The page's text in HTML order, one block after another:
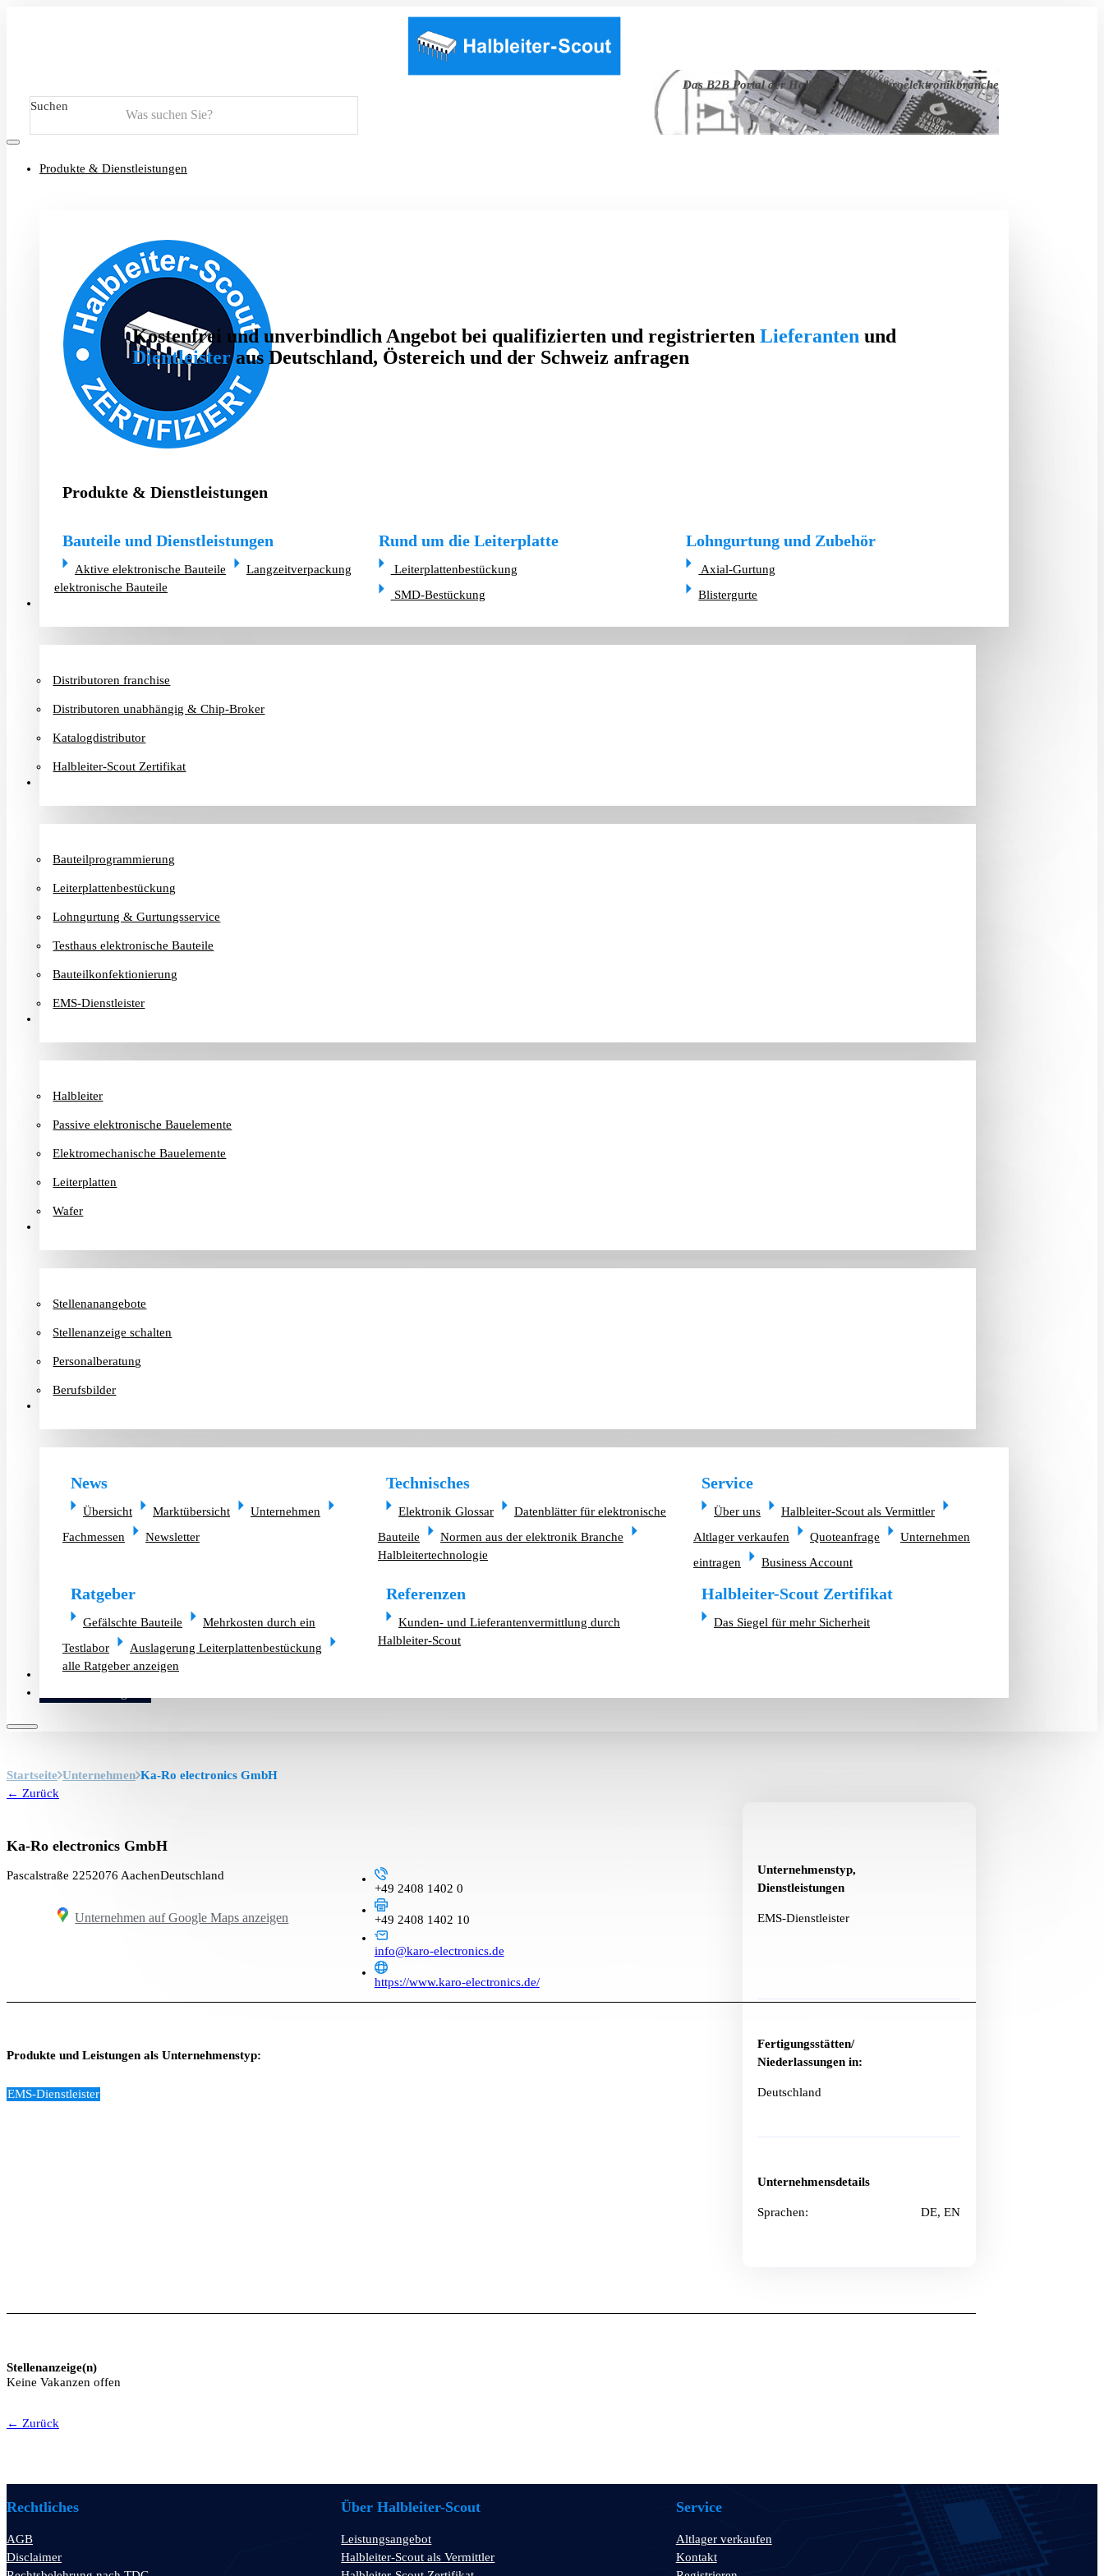
Das B2B Portal der Halbleiter- und Mikroelektronikbranche
Suchen
Produkte & Dienstleistungen
Kostenfrei und unverbindlich Angebot bei qualifizierten und registrierten Lieferanten und
Dientleisteraus Deutschland, Östereich und der Schweiz anfragen
Produkte & Dienstleistungen
Bauteile und Dienstleistungen
Aktive elektronische Bauteile
Langzeitverpackung
elektronische Bauteile
Rund um die Leiterplatte
Leiterplattenbestückung
SMD-Bestückung
Lohngurtung und Zubehör
Axial-Gurtung
Blistergurte
Distributoren franchise
Distributoren unabhängig & Chip-Broker
Katalogdistributor
Halbleiter-Scout Zertifikat
Bauteilprogrammierung
Leiterplattenbestückung
Lohngurtung & Gurtungsservice
Testhaus elektronische Bauteile
Bauteilkonfektionierung
EMS-Dienstleister
Halbleiter
Passive elektronische Bauelemente
Elektromechanische Bauelemente
Leiterplatten
Wafer
Stellenanangebote
Stellenanzeige schalten
Personalberatung
Berufsbilder
News
Übersicht Marktübersicht
Unternehmen
Fachmessen
Newsletter
Technisches
Elektronik Glossar
Datenblätter für elektronische
Bauteile
Normen aus der elektronik Branche
Halbleitertechnologie
Service
Über uns
Halbleiter-Scout als Vermittler
Altlager verkaufen
Quoteanfrage
Unternehmen
eintragen
Business Account
Ratgeber
Gefälschte Bauteile
Mehrkosten durch ein
Testlabor
Auslagerung Leiterplattenbestückung
alle Ratgeber anzeigen
Referenzen
Kunden- und Lieferantenvermittlung durch
Halbleiter-Scout
Halbleiter-Scout Zertifikat
Das Siegel für mehr Sicherheit
Altlager verkaufen
Startseite Unternehmen Ka-Ro electronics GmbH
← Zurück
Ka-Ro electronics GmbH
Pascalstraße 2252076 AachenDeutschland
Unternehmen auf Google Maps anzeigen
+49 2408 1402 0
+49 2408 1402 10
info@karo-electronics.de
https://www.karo-electronics.de/
Produkte und Leistungen als Unternehmenstyp:
EMS-Dienstleister
Unternehmenstyp,
Dienstleistungen
EMS-Dienstleister
Fertigungsstätten/
Niederlassungen in:
Deutschland
Unternehmensdetails
Sprachen: DE, EN
Stellenanzeige(n)
Keine Vakanzen offen
← Zurück
Rechtliches
AGB
Disclaimer
Über Halbleiter-Scout
Leistungsangebot
Halbleiter-Scout als Vermittler
Service
Altlager verkaufen
Kontakt